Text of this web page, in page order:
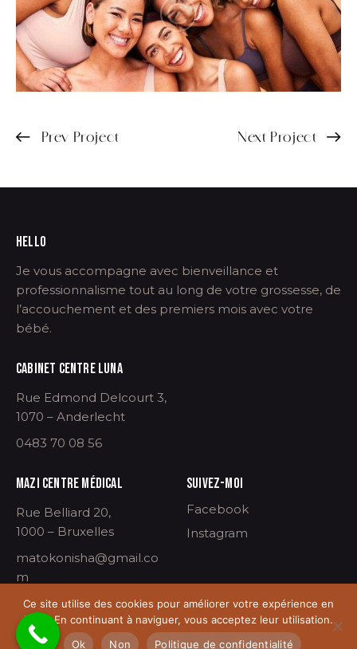
Prev Project Next Project
HELLO
Je vous accompagne avec bienveillance et
professionnalisme tout au long de votre grossesse, de
l’accouchement et des premiers mois avec votre
bébé.
CABINET CENTRE LUNA
Rue Edmond Delcourt 3,
1070 – Anderlecht
0483 70 08 56
MAZI CENTRE MÉDICAL
Rue Belliard 20,
1000 – Bruxelles
matokonisha@gmail.co
m
SUIVEZ-MOI
Facebook
Instagram
©Nisha 2024 – L’arrivée d’un enfant, un bonheur
Ce site utilise des cookies pour améliorer votre expérience en
ligne. En continuant à naviguer, vous acceptez leur utilisation.
Ok
Non Politique de confidentialité